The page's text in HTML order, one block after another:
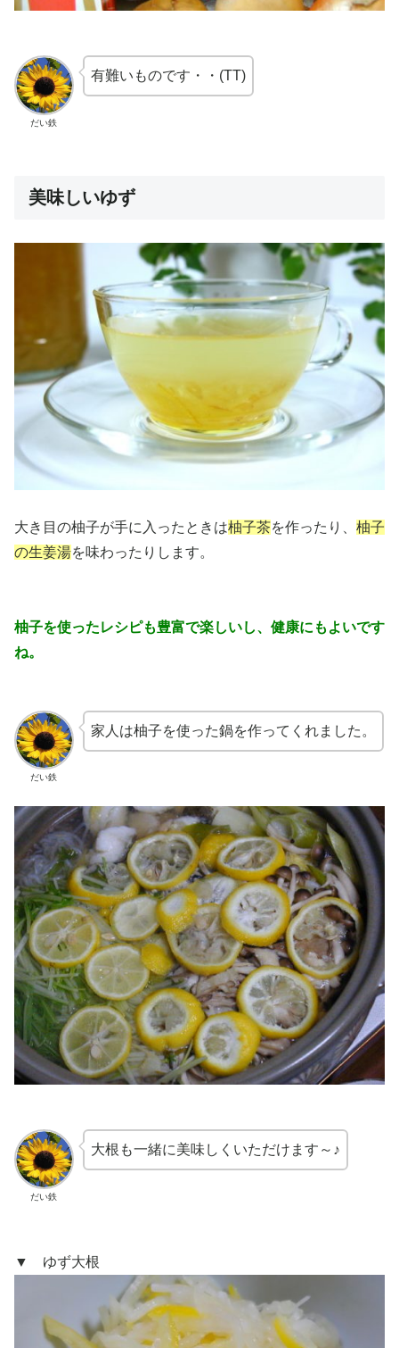
だい鉄
有難いものです・・(TT)
美味しいゆず
大き目の柚子が手に入ったときは柚子茶を作ったり、 柚子
の生姜湯を味わったりします。
柚子を使ったレシピも豊富で楽しいし、健康にもよいです
ね。
だい鉄
家人は柚子を使った鍋を作ってくれました。
だい鉄
大根も一緒に美味しくいただけます～♪
▼ ゆず大根